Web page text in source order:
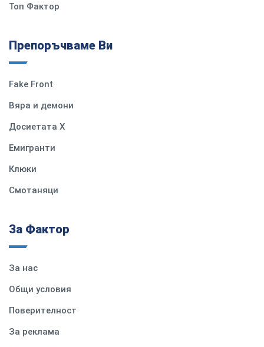
Топ Фактор
Препоръчваме Ви
Fake Front
Вяра и демони
Досиетата Х
Емигранти
Клюки
Смотаняци
За Фактор
За нас
Общи условия
Поверителност
За реклама